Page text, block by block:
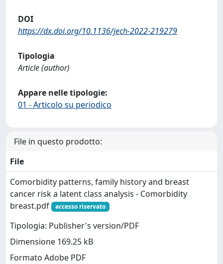
DOI
https://dx.doi.org/10.1136/jech-2022-219279
Tipologia
Article (author)
Appare nelle tipologie:
01 - Articolo su periodico
File in questo prodotto:
File
Comorbidity patterns, family history and breast
cancer risk a latent class analysis - Comorbidity
breast.pdf
accesso riservato
Tipologia: Publisher's version/PDF
Dimensione 169.25 kB
Formato Adobe PDF